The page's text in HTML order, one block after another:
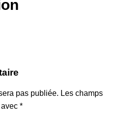
pas publiée. Les champs
*